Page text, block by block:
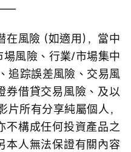
在風險 (如適用)，當中
風險、行業/市場集中
追踪誤差風險、交易風
券借貸交易風險、及以
所有分享純屬個人，
不構成任何投資產品之
本人無法保證有關內容